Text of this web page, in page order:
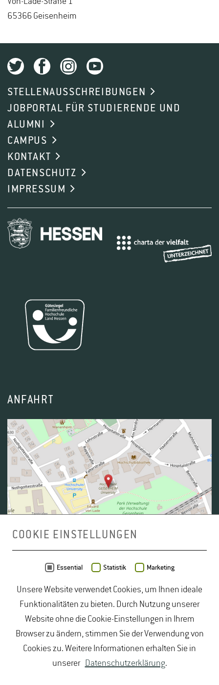
65366 Gei­sen­heim
STELLENAUSSCHREIBUNGEN
JOBPORTAL FÜR STUDIERENDE UND
ALUMNI
CAMPUS
KONTAKT
DATENSCHUTZ
IMPRESSUM
ANFAHRT
OpenStreetMap- Veröffentlicht unterODbL
duales Studium Gartenbau| Gartenbau Studium|
Lebensmittelrecht Studium|Lebensmittelsicherheit
Studium| Naturschutz Studium|Oenologie
Studium| Studiengang Logistik|Studiengänge
Lebensmittel |Studiengänge Natur| Studiengänge
COOKIE EINSTELLUNGEN
Essential Statistik Marketing
Unsere Website verwendet Cookies, um Ihnen ideale
Funktionalitäten zu bieten. Durch Nutzung unserer
Website ohne die Cookie-Einstellungen in Ihrem
Browser zu ändern, stimmen Sie der Verwendung von
Cookies zu. Weitere Informationen erhalten Sie in
unserer Datenschutzerklärung.